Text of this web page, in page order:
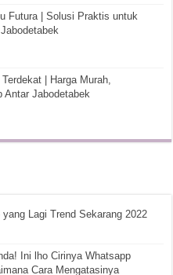
Futura | Solusi Praktis untuk
| Harga Murah,
Antar Jabodetabek
Lagi Trend Sekarang 2022
Ini lho Cirinya Whatsapp
Cara Mengatasinya